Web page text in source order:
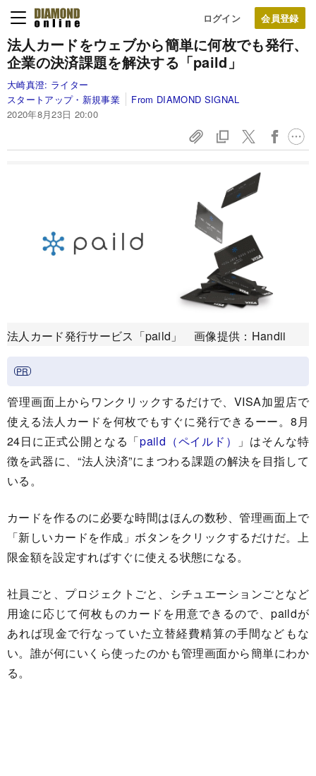
ログイン
法人カードをウェブから簡単に何枚でも発行、
企業の決済課題を解決する「paild」
大崎真澄: ライター
スタートアップ・新規事業
From DIAMOND SIGNAL
2020年8月23日 20:00
法人カード発行サービス「paild」 画像提供：Handii
管理画面上からワンクリックするだけで、VISA加盟店で
使える法人カードを何枚でもすぐに発行できるーー。8月
24日に正式公開となる「paild（ペイルド）
」はそんな特
徴を武器に、“法人決済”にまつわる課題の解決を目指して
いる。
カードを作るのに必要な時間はほんの数秒、管理画面上で
「新しいカードを作成」ボタンをクリックするだけだ。上
限金額を設定すればすぐに使える状態になる。
社員ごと、プロジェクトごと、シチュエーションごとなど
用途に応じて何枚ものカードを用意できるので、paildが
あれば現金で行なっていた立替経費精算の手間などもな
い。誰が何にいくら使ったのかも管理画面から簡単にわか
る。